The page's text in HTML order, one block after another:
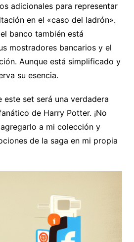
adicionales para representar
en el «caso del ladrón».
banco también está
mostradores bancarios y el
Aunque está simplificado y
su esencia.
este set será una verdadera
de Harry Potter. ¡No
a mi colección y
de la saga en mi propia